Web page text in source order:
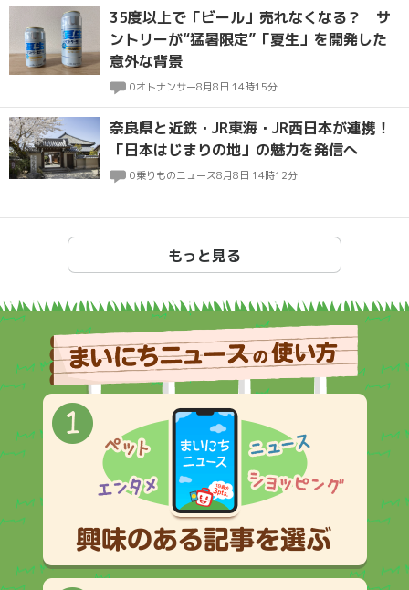
35度以上で「ビール」売れなくなる？ サ
ントリーが“猛暑限定”「夏生」を開発した
意外な背景
0オトナンサー8月8日 14時15分
奈良県と近鉄・JR東海・JR西日本が連携！
「日本はじまりの地」の魅力を発信へ
0乗りものニュース8月8日 14時12分
もっと見る